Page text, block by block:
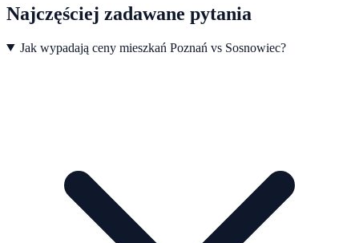
Najczęściej zadawane pytania
Jak wypadają ceny mieszkań Poznań vs Sosnowiec?